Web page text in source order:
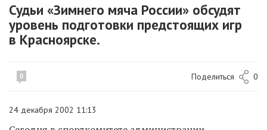
Судьи «Зимнего мяча России» обсудят
уровень подготовки предстоящих игр
в Красноярске.
0 Поделиться 0
24 декабря 2002 11:13